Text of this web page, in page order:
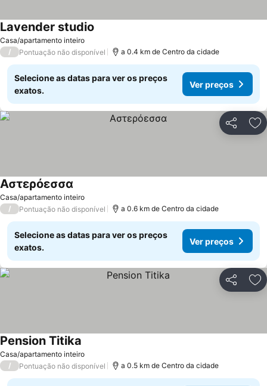
Casa/apartamento inteiro
Lavender studio
/ Pontuação não disponível a 0.4 km de Centro da cidade
Selecione as datas para ver os preços
exatos.
Ver preços
Partilhar
Casa/apartamento inteiro
Αστερόεσσα
/ Pontuação não disponível a 0.6 km de Centro da cidade
Selecione as datas para ver os preços
exatos.
Ver preços
Partilhar
Casa/apartamento inteiro
Pension Titika
/ Pontuação não disponível a 0.5 km de Centro da cidade